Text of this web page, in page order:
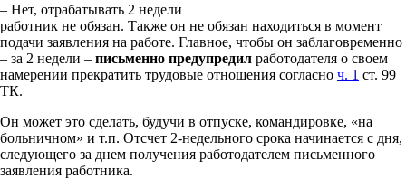
– Нет, отрабатывать 2 недели
работник не обязан. Также он не обязан находиться в момент
подачи заявления на работе. Главное, чтобы он заблаговременно
– за 2 недели – письменно предупредил работодателя о своем
намерении прекратить трудовые отношения согласно ч. 1 ст. 99
ТК.
Он может это сделать, будучи в отпуске, командировке, «на
больничном» и т.п. Отсчет 2-недельного срока начинается с дня,
следующего за днем получения работодателем письменного
заявления работника.